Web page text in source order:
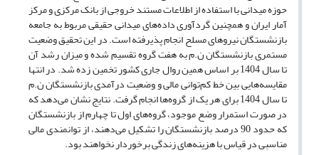
حوزه میدانی با استفاده از اطلاعات مستند خروجی از بانک مرکزی و مرکز
آمار ایران و همچنین گردآوری داده‌های میدانی حقیقی مربوط به جامعه
بازنشستگان نیروهای مسلح انجام پذیرفته است. در این تحقیق وضعیت
مستمری بازنشستگان ن.م به هفت گروه تقسیم شده و میزان رشد آن
تا سال 1404 بر اساس همین روال جاری کشور تخمین زده شد. در انتها
مقایسه‌هایی بین خط کم‌توانی مالی و وضعیت درآمدی بازنشستگان ن.م
تا سال 1404 برای هر یک از گروه‌ها انجام گرفت. نتایج نشان می‌دهد که
در صورت استمرار وضع موجود، گروه‌های اول تا چهارم از بازنشستگان
که حدود 90 درصد بازنشستگان را تشکیل می‌دهند، از توانمندی مالی
مناسبی در قیاس با هزینه‌های زندگی برخوردار نخواهند بود.